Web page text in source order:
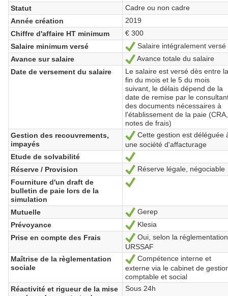
Statut
Cadre ou non cadre
Année création
2019
Chiffre d'affaire HT minimum
€ 300
Salaire minimum versé
Ja
Salaire intégralement versé
Avance sur salaire
Ja
Avance totale du salaire
Date de versement du salaire
Le salaire est versé dès entre
fin du mois et le 5 du mois
suivant, le délais dépend de la
date de remise par le
des documents nécessaires à
l'établissement de la paie (CRA,
notes de frais)
Gestion des recouvrements,
impayés
Ja
Cette gestion est déléguée
une société d'affacturage
Etude de solvabilité
Ja
Réserve / Provision
Ja
Réserve légale, négociable
Fourniture d'un draft de
bulletin de paie lors de la
simulation
Ja
Mutuelle Ja
Gerep
Prévoyance
Ja
Klesia
Prise en compte des Frais
Ja
Oui, selon la réglementation
URSSAF
Maîtrise de la règlementation
sociale
Ja
Compétence interne et
externe via le cabinet de
comptable et social
Réactivité et rigueur de la mise
Sous 24h